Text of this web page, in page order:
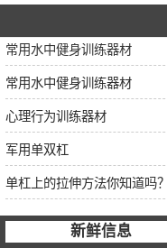
常用水中健身训练器材
常用水中健身训练器材
心理行为训练器材
军用单双杠
单杠上的拉伸方法你知道吗？
新鲜信息